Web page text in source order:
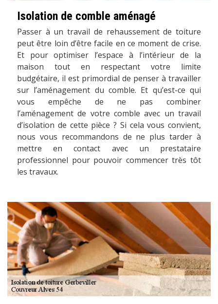
Isolation de comble aménagé
Passer à un travail de rehaussement de toiture
peut être loin d’être facile en ce moment de crise.
Et pour optimiser l’espace à l’intérieur de la
maison tout en respectant votre limite
budgétaire, il est primordial de penser à travailler
sur l’aménagement du comble. Et qu’est-ce qui
vous empêche de ne pas combiner
l’aménagement de votre comble avec un travail
d’isolation de cette pièce ? Si cela vous convient,
nous vous recommandons de ne plus tarder à
mettre en contact avec un prestataire
professionnel pour pouvoir commencer très tôt
les travaux.